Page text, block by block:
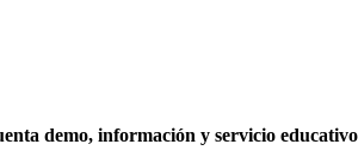
demo, información y servicio educativo